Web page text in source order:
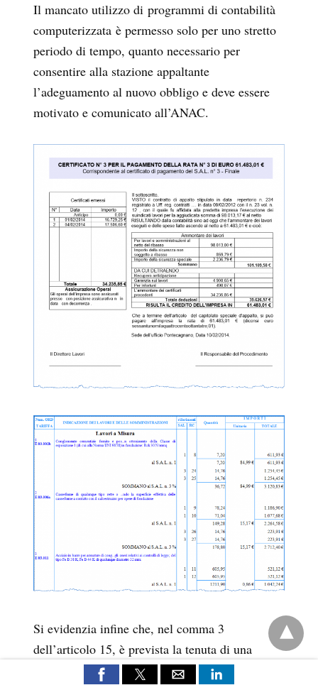
Il mancato utilizzo di programmi di contabilità
computerizzata è permesso solo per uno stretto
periodo di tempo, quanto necessario per
consentire alla stazione appaltante
l’adeguamento al nuovo obbligo e deve essere
motivato e comunicato all’ANAC.
Si evidenzia infine che, nel comma 3
dell’articolo 15, è prevista la tenuta di una
contabilità semplificata per i lavori di importo